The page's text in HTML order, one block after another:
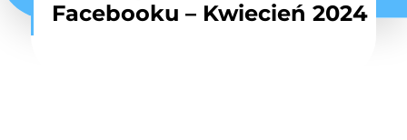
Facebooku – Kwiecień 2024